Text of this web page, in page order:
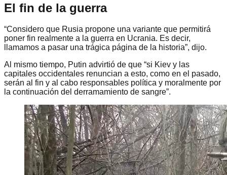
El fin de la guerra
“Considero que Rusia propone una variante que permitirá
poner fin realmente a la guerra en Ucrania. Es decir,
llamamos a pasar una trágica página de la historia”, dijo.
Al mismo tiempo, Putin advirtió de que “si Kiev y las
capitales occidentales renuncian a esto, como en el pasado,
serán al fin y al cabo responsables política y moralmente por
la continuación del derramamiento de sangre”.